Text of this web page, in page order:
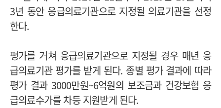
3년 동안 응급의료기관으로 지정될 의료기관을 선정
한다.
평가를 거쳐 응급의료기관으로 지정될 경우 매년 응
급의료기관 평가를 받게 된다. 종별 평가 결과에 따라
평가 결과 3000만원~6억원의 보조금과 건강보험 응
급의료수가를 차등 지원받게 된다.